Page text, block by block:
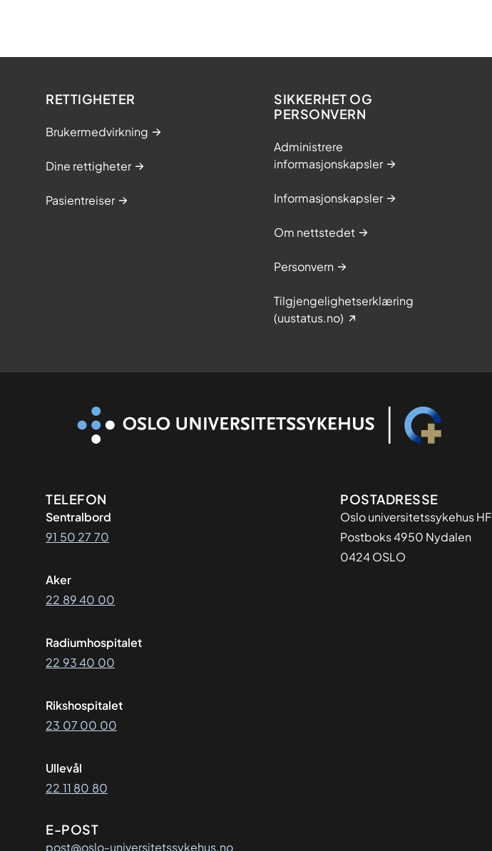
RETTIGHETER
Brukermedvirkning
Dine rettigheter
Pasientreiser
SIKKERHET OG
PERSONVERN
Administrere
informasjonskapsler
Informasjonskapsler
Om nettstedet
Personvern
Tilgjengelighetserklæring
(uustatus.no)
Kontaktinformasjon
TELEFON
Sentralbord
91 50 27 70
Aker
22 89 40 00
Radiumhospitalet
22 93 40 00
Rikshospitalet
23 07 00 00
Ullevål
22 11 80 80
E-POST
post@oslo-universitetssykehus.no
Adresse
POSTADRESSE
Oslo universitetssykehus HF
Postboks 4950 Nydalen
0424 OSLO